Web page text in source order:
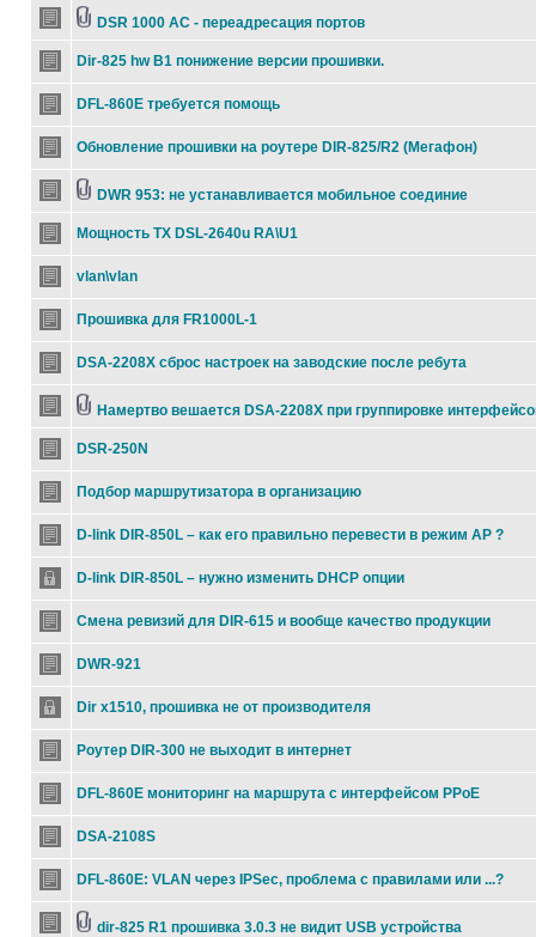
DSR 1000 AC - переадресация портов
Dir-825 hw B1 понижение версии прошивки.
DFL-860E требуется помощь
Обновление прошивки на роутере DIR-825/R2 (Мегафон)
DWR 953: не устанавливается мобильное соединие
Мощность TX DSL-2640u RA\U1
vlan\vlan
Прошивка для FR1000L-1
DSA-2208X сброс настроек на заводские после ребута
Намертво вешается DSA-2208X при группировке
DSR-250N
Подбор маршрутизатора в организацию
D-link DIR-850L – как его правильно перевести в режим AP ?
D-link DIR-850L – нужно изменить DHCP опции
Смена ревизий для DIR-615 и вообще качество продукции
DWR-921
Dir x1510, прошивка не от производителя
Роутер DIR-300 не выходит в интернет
DFL-860Е мониторинг на маршрута с интерфейсом PPoE
DSA-2108S
DFL-860E: VLAN через IPSec, проблема с правилами или ...?
dir-825 R1 прошивка 3.0.3 не видит USB устройства